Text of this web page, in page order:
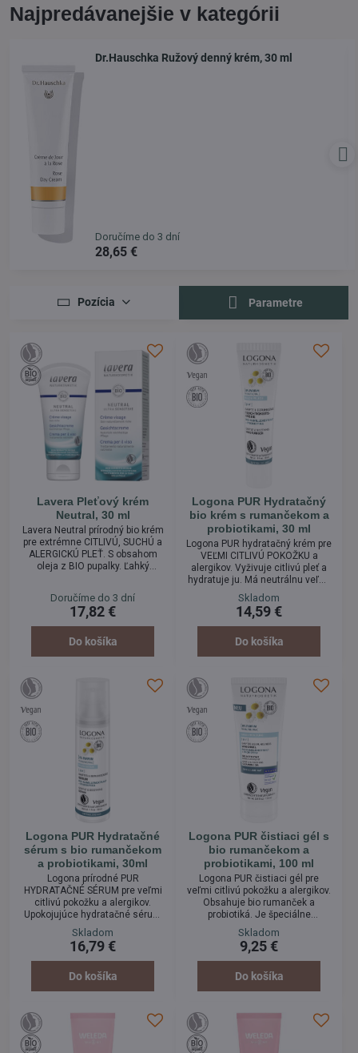
Najpredávanejšie v kategórii
Dr.Hauschka Ružový denný krém, 30 ml
Doručíme do 3 dní
28,65 €
Pozícia Parametre
Lavera Pleťový krém
Neutral, 30 ml
Lavera Neutral prírodný bio krém
pre extrémne CITLIVÚ, SUCHÚ a
ALERGICKÚ PLEŤ. S obsahom
oleja z BIO pupalky. Ľahký
zloženie výživných a
ošetrujúcich látok pleť vyživujú a
chránia pred ďalšími stratami
hydratácie. Krém bez vône.
Doručíme do 3 dní
17,82 €
Do košíka
Logona PUR Hydratačný
bio krém s rumančekom a
probiotikami, 30 ml
Logona PUR hydratačný krém pre
VEĽMI CITLIVÚ POKOŽKU a
alergikov. Vyživuje citlivú pleť a
hydratuje ju. Má neutrálnu veľmi
jemnú textúru s bio rumančekom
a prírodnými probiotikami. Jemný
a upokojujúci hydratačný krém:
Pleťový krém PUR je navrhnutý
tak, aby poskytoval optimálnu
vyvinuté pre výživu a hydratáciu,
ktorá je potrebná pre...
Skladom
14,59 €
Do košíka
Logona PUR Hydratačné
sérum s bio rumančekom
a probiotikami, 30ml
Logona prírodné PUR
HYDRATAČNÉ SÉRUM pre veľmi
citlivú pokožku a alergikov.
Upokojujúce hydratačné sérum
PUR vyživuje citlivú pleť a
hydratuje ju. Je veľmi dobre
tolerované aj veľmi citlivou
pleťou, či pleťou, ktorá má sklon
k alergickým reakciám. Má
Skladom
16,79 €
Do košíka
Logona PUR čistiaci gél s
bio rumančekom a
probiotikami, 100 ml
Logona PUR čistiaci gél pre
veľmi citlivú pokožku a alergikov.
Obsahuje bio rumanček a
probiotiká. Je špeciálne
navrhnutý na posilnenie
odolnosti pokožky a jej ochranu
pred vonkajšími vplyvmi. Tento
produkt kombinuje blahodarné
účinky BIO výťažku z rumančeka
ochranu vašej pleti.
Skladom
9,25 €
Do košíka